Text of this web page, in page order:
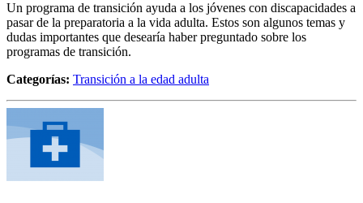
Un programa de transición ayuda a los jóvenes con discapacidades a
pasar de la preparatoria a la vida adulta. Estos son algunos temas y
dudas importantes que desearía haber preguntado sobre los
programas de transición.
Categorías: Transición a la edad adulta